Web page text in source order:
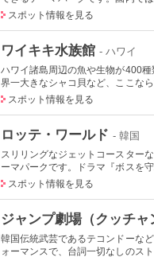
スポット情報を見る
ワイキキ水族館 - ハワイ
ハワイ諸島周辺の魚や生物が400
界一大きなシャコ貝など、ここな
スポット情報を見る
ロッテ・ワールド - 韓国
スリリングなジェットコースター
ーマパークです。ドラマ『ボスを
スポット情報を見る
ジャンプ劇場（クッチ
韓国伝統武芸であるテコンドーな
ォーマンスで、台詞一切なしのス